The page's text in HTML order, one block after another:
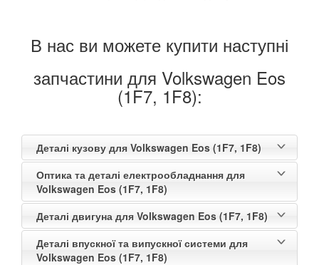
В нас ви можете купити наступні
запчастини для Volkswagen Eos
(1F7, 1F8):
Деталі кузову для Volkswagen Eos (1F7, 1F8)
Оптика та деталі електрообладнання для
Volkswagen Eos (1F7, 1F8)
Деталі двигуна для Volkswagen Eos (1F7, 1F8)
Деталі впускної та випускної системи для
Volkswagen Eos (1F7, 1F8)